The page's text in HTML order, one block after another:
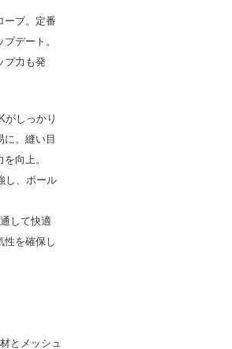
ーブ。定番
デート。
プ力も発
しっかり
に。縫い目
向上。
し、ボール
して快適
性を確保し
とメッシュ